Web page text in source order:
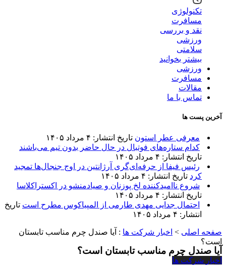
تکنولوژی
مسافرت
نقد و بررسی
ورزشی
سلامتی
بیشتر بخوانید
ورزشی
مسافرت
مقالات
تماس با ما
آخرین پست ها
معرفی عطر استون تاریخ انتشار: ۴ مرداد ۱۴۰۵
کدام ستاره‌های فوتبال در حال حاضر بدون تیم می‌باشند
تاریخ انتشار: ۴ مرداد ۱۴۰۵
رئیس فیفا از حرفه‌ای‌گری آرژانتین در اوج جنجال‌ها تمجید
کرد تاریخ انتشار: ۴ مرداد ۱۴۰۵
شروع ناامیدکننده لخ پوزنان و صیادمنشو در اکستراکلاسا
تاریخ انتشار: ۴ مرداد ۱۴۰۵
احتمال جدایی مهدی طارمی از المپیاکوس مطرح است تاریخ
انتشار: ۴ مرداد ۱۴۰۵
صفحه اصلی > اخبار شرکت ها : آیا صندل چرم مناسب تابستان
است؟
آیا صندل چرم مناسب تابستان است؟
اخبار شرکت ها